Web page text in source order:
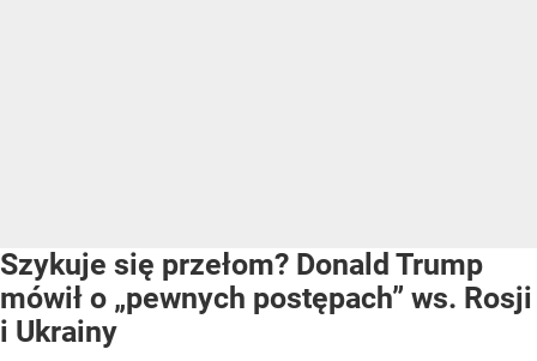
Szykuje się przełom? Donald Trump
mówił o „pewnych postępach” ws. Rosji
i Ukrainy